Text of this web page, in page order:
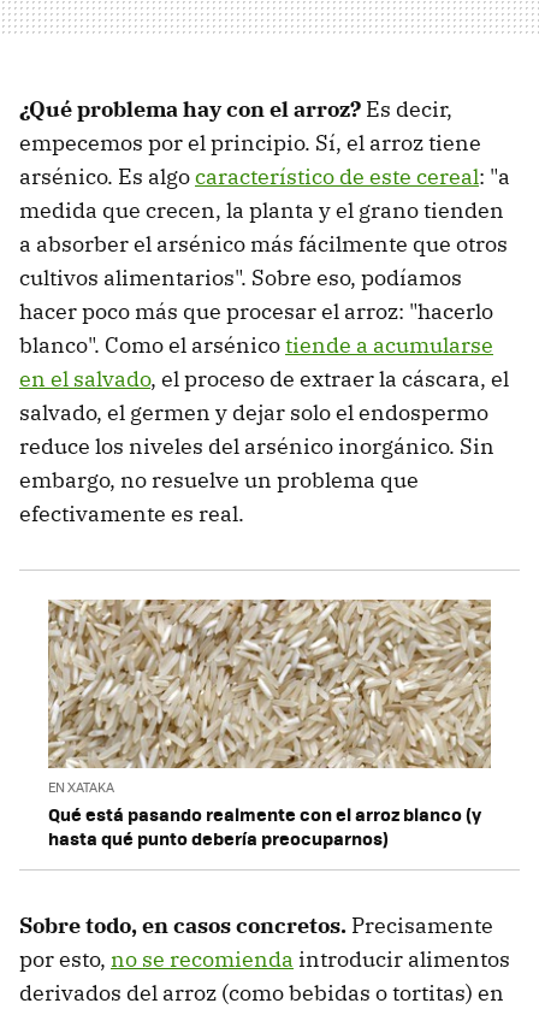
¿Qué problema hay con el arroz? Es decir,
empecemos por el principio. Sí, el arroz tiene
arsénico. Es algocaracterístico de este cereal: "a
medida que crecen, la planta y el grano tienden
a absorber el arsénico más fácilmente que otros
cultivos alimentarios". Sobre eso, podíamos
hacer poco más que procesar el arroz: "hacerlo
blanco". Como el arsénicotiende a acumularse
en el salvado, el proceso de extraer la cáscara, el
salvado, el germen y dejar solo el endospermo
reduce los niveles del arsénico inorgánico. Sin
embargo, no resuelve un problema que
efectivamente es real.
EN XATAKA
Qué está pasando realmente con el arroz blanco (y
hasta qué punto debería preocuparnos)
Sobre todo, en casos concretos. Precisamente
por esto, no se recomienda introducir alimentos
derivados del arroz (como bebidas o tortitas) en